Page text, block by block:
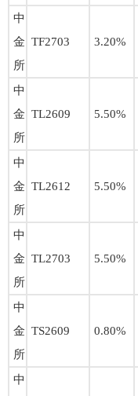
中
金
所
TF2703 3.20%
中
金
所
TL2609 5.50%
中
金
所
TL2612 5.50%
中
金
所
TL2703 5.50%
中
金
所
TS2609 0.80%
中